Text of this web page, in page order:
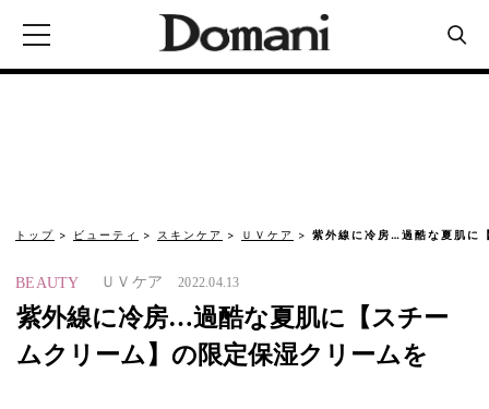
トップ ビューティ スキンケア ＵＶケア 紫外線に冷房…過酷な夏肌に
BEAUTY ＵＶケア 2022.04.13
紫外線に冷房…過酷な夏肌に【スチー
ムクリーム】の限定保湿クリームを